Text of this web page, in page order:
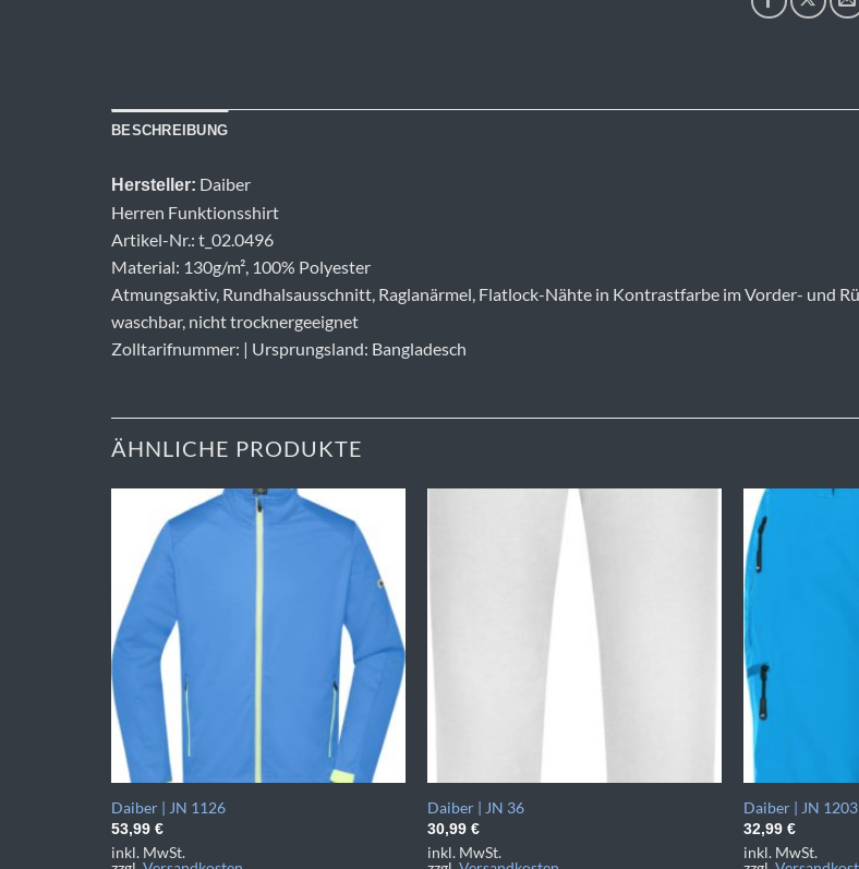
BESCHREIBUNG
Hersteller: Daiber
Herren Funktionsshirt
Artikel-Nr.: t_02.0496
Material: 130g/m², 100% Polyester
Atmungsaktiv, Rundhalsausschnitt, Raglanärmel, Flatlock-Nähte in Kontrastfarbe im Vorder- und
waschbar, nicht trocknergeeignet
Zolltarifnummer: | Ursprungsland: Bangladesch
ÄHNLICHE PRODUKTE
Daiber | JN 1126
53,99 €
inkl. MwSt.
Daiber | JN 36
30,99 €
inkl. MwSt.
Daiber | JN 1203
32,99 €
inkl. MwSt.